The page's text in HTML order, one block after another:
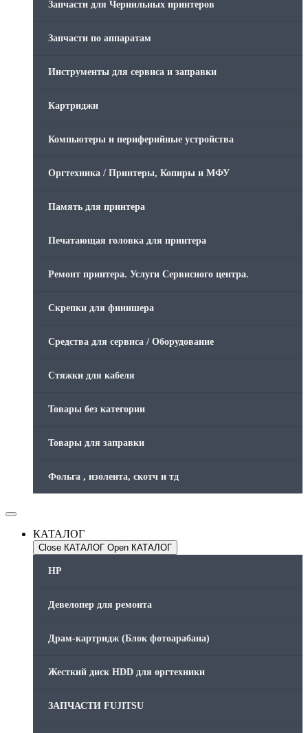
Запчасти для Чернильных принтеров
Запчасти по аппаратам
Инструменты для сервиса и заправки
Картриджи
Компьютеры и периферийные устройства
Оргтехника / Принтеры, Копиры и МФУ
Память для принтера
Печатающая головка для принтера
Ремонт принтера. Услуги Сервисного центра.
Скрепки для финишера
Средства для сервиса / Оборудование
Стяжки для кабеля
Товары без категории
Товары для заправки
Фольга , изолента, скотч и тд
КАТАЛОГ
Close КАТАЛОГ Open КАТАЛОГ
HP
Девелопер для ремонта
Драм-картридж (Блок фотоарабана)
Жесткий диск HDD для оргтехники
ЗАПЧАСТИ FUJITSU